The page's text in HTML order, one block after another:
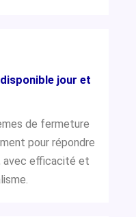
jour et
de fermeture
pour répondre
avec efficacité et